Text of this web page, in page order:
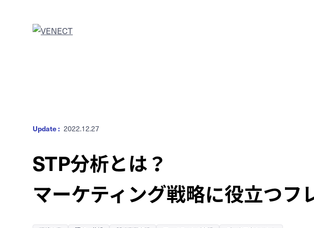
Update : 2022.12.27
STP分析とは？
マーケティング戦略に役立つフ